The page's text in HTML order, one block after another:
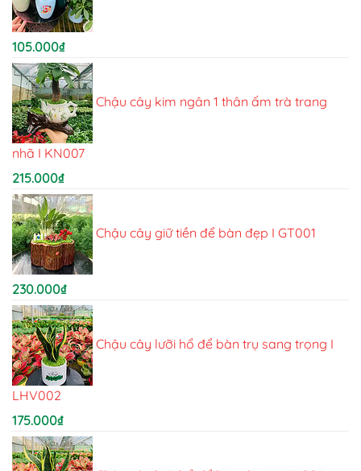
105.000₫
Chậu cây kim ngân 1 thân ấm trà trang
nhã I KN007
215.000₫
Chậu cây giữ tiền để bàn đẹp I GT001
230.000₫
Chậu cây lưỡi hổ để bàn trụ sang trọng I
LHV002
175.000₫